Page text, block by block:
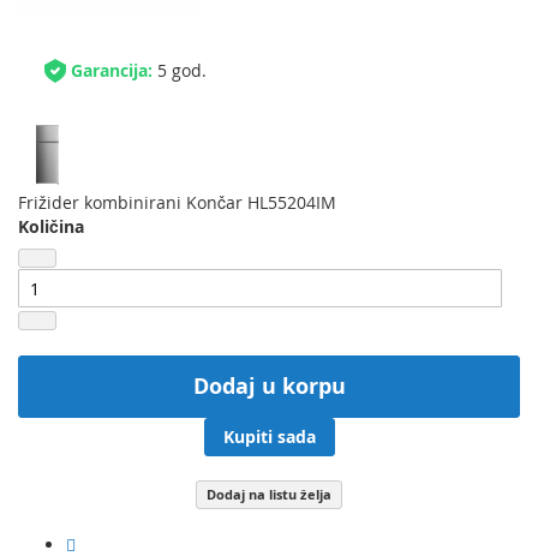
Garancija: 5 god.
Frižider kombinirani Končar HL55204IM
Količina
Dodaj u korpu
Kupiti sada
Dodaj na listu želja